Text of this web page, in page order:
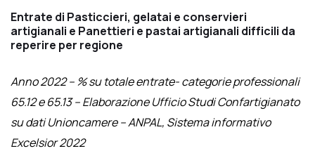
Entrate di Pasticcieri, gelatai e conservieri
artigianali e Panettieri e pastai artigianali difficili da
reperire per regione
Anno 2022 – % su totale entrate- categorie professionali
65.12 e 65.13 –Elaborazione Ufficio Studi Confartigianato
su dati Unioncamere – ANPAL, Sistema informativo
Excelsior 2022